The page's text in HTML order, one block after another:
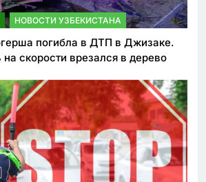
НОВОСТИ УЗБЕКИСТАНА
погибла в ДТП в Джизаке.
скорости врезался в дерево